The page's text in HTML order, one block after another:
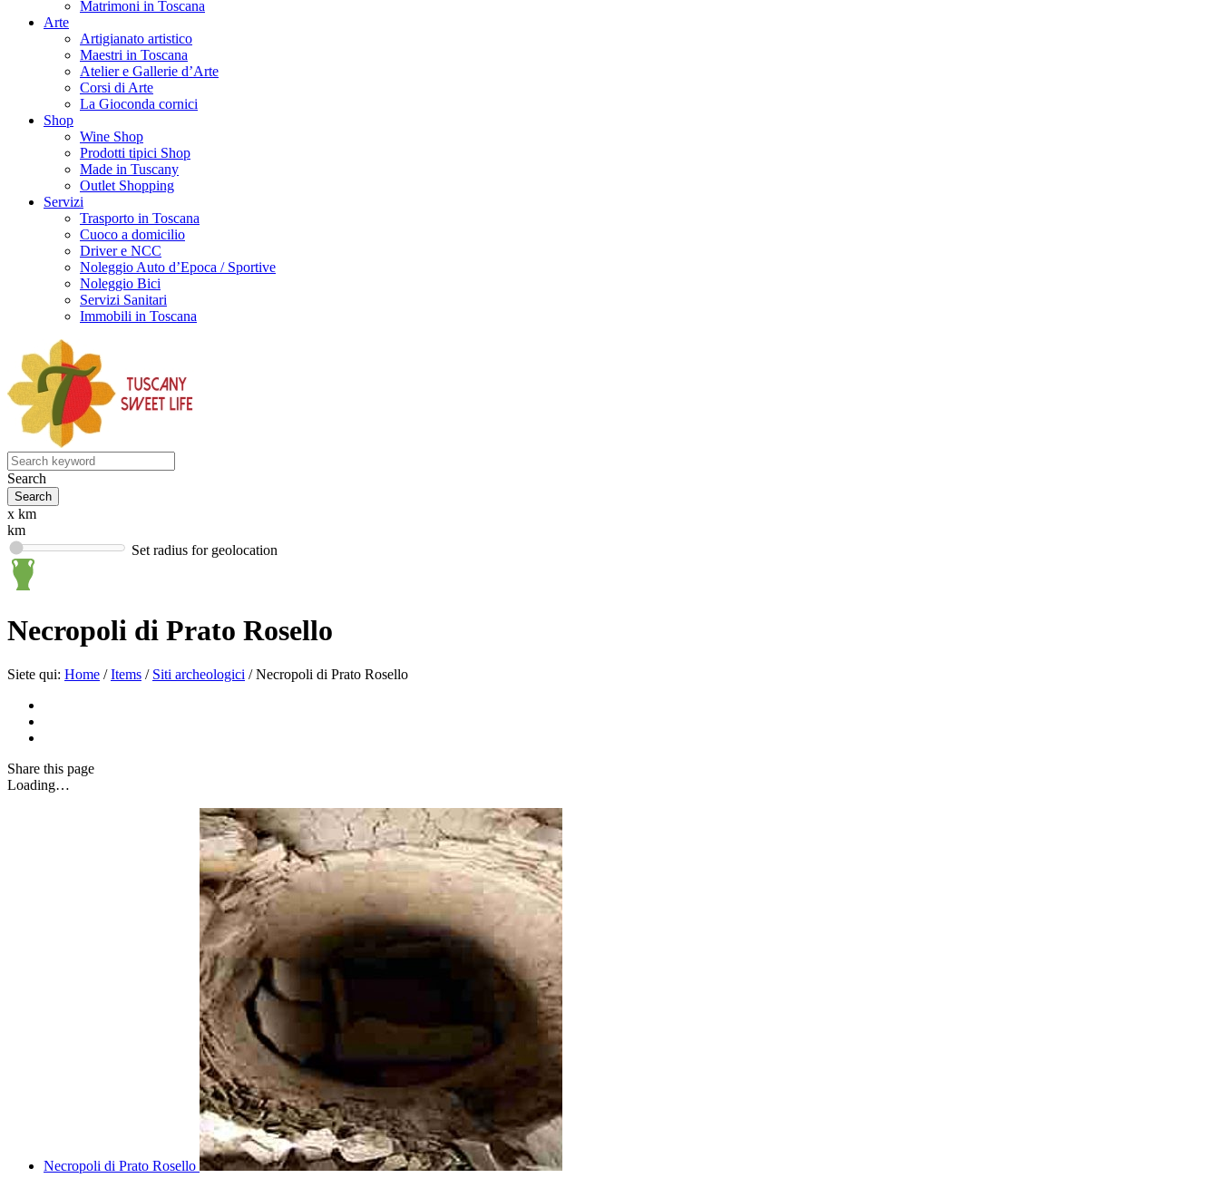
Matrimoni in Toscana
Arte
Artigianato artistico
Maestri in Toscana
Atelier e Gallerie d’Arte
Corsi di Arte
La Gioconda cornici
Shop
Wine Shop
Prodotti tipici Shop
Made in Tuscany
Outlet Shopping
Servizi
Trasporto in Toscana
Cuoco a domicilio
Driver e NCC
Noleggio Auto d’Epoca / Sportive
Noleggio Bici
Servizi Sanitari
Immobili in Toscana
Search
x km
km
Set radius for geolocation
Necropoli di Prato Rosello
Siete qui: Home / Items / Siti archeologici / Necropoli di Prato Rosello
Share this page
Loading…
Necropoli di Prato Rosello